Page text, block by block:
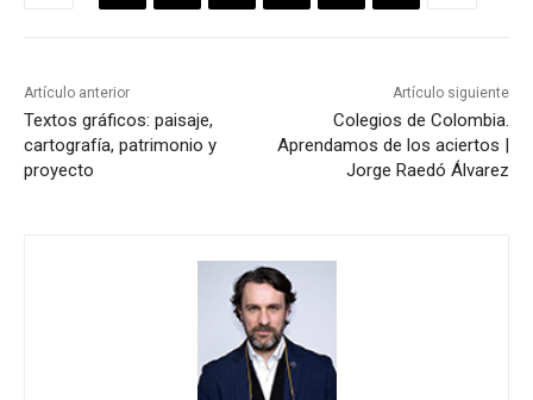
Artículo anterior
Textos gráficos: paisaje,
cartografía, patrimonio y
proyecto
Artículo siguiente
Colegios de Colombia.
Aprendamos de los aciertos |
Jorge Raedó Álvarez